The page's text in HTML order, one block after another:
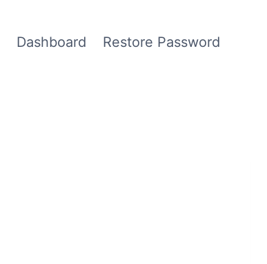
Dashboard Restore Password